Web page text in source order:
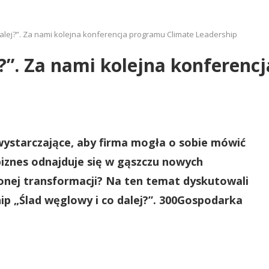
Za nami kolejna konferencja programu Climate Leadership
Za nami kolejna
aby firma mogła o sobie mówić
odnajduje się w gąszczu nowych
transformacji? Na ten temat dyskutowali
„Ślad węglowy i co dalej?”. 300Gospodarka